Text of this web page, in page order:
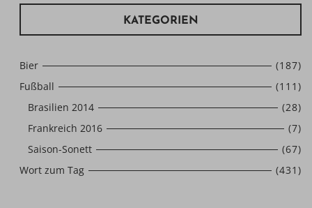
KATEGORIEN
Bier
(187)
Fußball
(111)
Brasilien 2014
(28)
Frankreich 2016
(7)
Saison-Sonett
(67)
Wort zum Tag
(431)